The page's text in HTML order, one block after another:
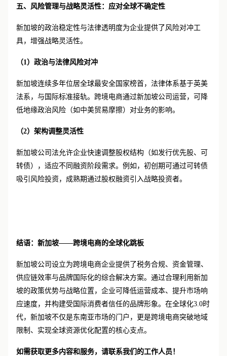
五、风险管理与战略灵活性：应对全球不确定性
新加坡的政治稳定性与法律透明度为企业提供了风险对冲工
具，增强战略灵活性。
（1） 政治与法律风险对冲
新加坡连续多年位居全球最安全国家榜首，法律体系基于英美
法系，与国际标准接轨。跨境电商通过新加坡公司运营，可降
低地缘政治风险（如中美贸易摩擦）对业务的影响。
（2） 架构调整灵活性
新加坡公司法允许企业快速调整股权结构（如发行优先股、可
转债），适应不同融资阶段需求。例如，初创期可通过可转债
吸引风险投资，成熟期通过股权融资引入战略投资者。
结语：新加坡——跨境电商的全球化跳板
新加坡公司设立为跨境电商企业提供了税务合规、资金管理、
供应链效率与品牌国际化的综合解决方案。通过合理利用新加
坡的政策优势与战略位置，企业可降低运营成本、提升市场响
应速度，并构建受国际消费者信任的品牌形象。在全球化3.0时
代，新加坡不仅是东南亚市场的门户，更是跨境电商突破地域
限制、实现全球资源优化配置的核心支点。
如需获取更多内容和服务，请联系我们的工作人员！